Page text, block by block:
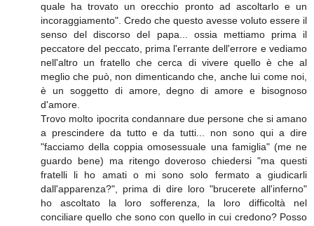
quale ha trovato un orecchio pronto ad ascoltarlo e un
incoraggiamento". Credo che questo avesse voluto essere il
senso del discorso del papa... ossia mettiamo prima il
peccatore del peccato, prima l'errante dell'errore e vediamo
nell'altro un fratello che cerca di vivere quello è che al
meglio che può, non dimenticando che, anche lui come noi,
è un soggetto di amore, degno di amore e bisognoso
d'amore.
Trovo molto ipocrita condannare due persone che si amano
a prescindere da tutto e da tutti... non sono qui a dire
"facciamo della coppia omosessuale una famiglia" (me ne
guardo bene) ma ritengo doveroso chiedersi "ma questi
fratelli li ho amati o mi sono solo fermato a giudicarli
dall'apparenza?", prima di dire loro "brucerete all'inferno"
ho ascoltato la loro sofferenza, la loro difficoltà nel
conciliare quello che sono con quello in cui credono? Posso